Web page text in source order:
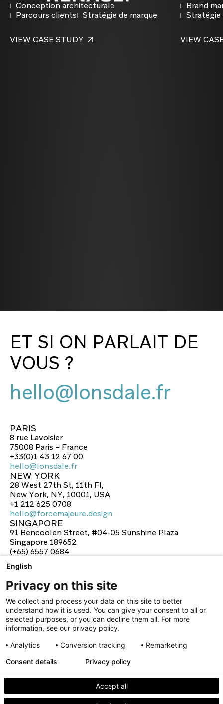
facebooktwitter instagram
Conception architecturale
Parcours clients
Stratégie de marque
VIEW CASE STUDY
Brand
Stratégie
VIEW
ET SI ON PARLAIT DE
VOUS ?
hello@lonsdale.fr
PARIS
8 rue Lavoisier
75008 Paris – France
+33(0)1 43 12 67 00
hello@lonsdale.fr
hello@lonsdale.fr
NEW YORK
28 West 27th St, 11th Fl,
New York, NY, 10001, USA
+1 212 625 0708
hello@forcemajeure.design
hello@forcemajeure.design
SINGAPORE
91 Bencoolen Street, #04-05 Sunshine Plaza
Singapore 189652
(+65) 6557 0684
hello@lonsdale-design.com
hello@lonsdale-design.com
instagramlinkedin
English
Privacy on this site
We collect and process your data on this site to better
understand how it is used. You can give your consent to all or
selected purposes, or you can decline them all. For more
information, see our privacy policy.
Analytics
Conversion tracking Remarketing
Accept all
Consent details Privacy policy